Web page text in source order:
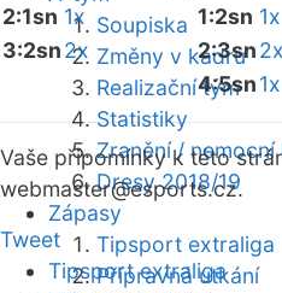
Soupiska
Změny v kádru
Realizační tým
Statistiky
Zranění / nemocní
Dresy 2018/19
Zápasy
Tipsport extraliga
Přípravná utkání
2:1sn 1x
3:2sn2x
1:2sn 1x
2:3sn2x
4:5sn1x
Vaše připomínky k této
webmaster@esports.cz.
Tweet
Tipsport extraliga